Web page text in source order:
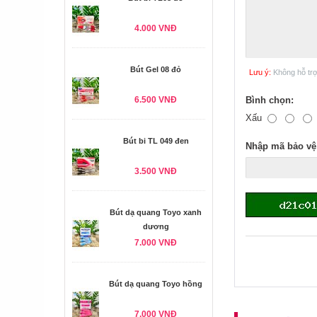
4.000 VNĐ
Bút Gel 08 đỏ
6.500 VNĐ
Bút bi TL 049 đen
3.500 VNĐ
Bút dạ quang Toyo xanh
dương
7.000 VNĐ
Bút dạ quang Toyo hồng
7.000 VNĐ
Lưu ý: Không hỗ
Bình chọn:
Xấu
Nhập mã bảo